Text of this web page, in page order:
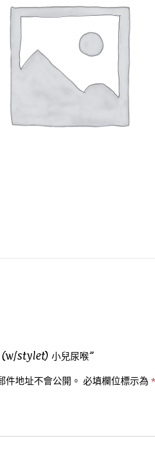
stylet) 小兒尿喉”
件地址不會公開。 必填欄位標示為 *